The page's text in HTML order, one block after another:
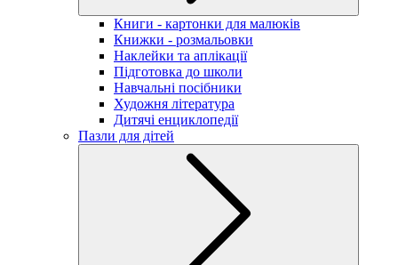
Книги - картонки для малюків
Книжки - розмальовки
Наклейки та аплікації
Підготовка до школи
Навчальні посібники
Художня література
Дитячі енциклопедії
Пазли для дітей